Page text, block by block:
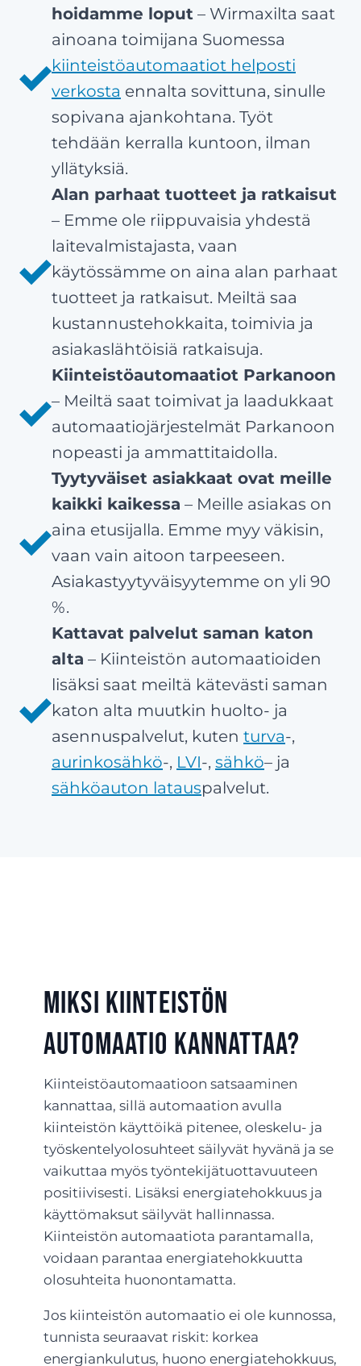
hoidamme loput – Wirmaxilta saat
ainoana toimijana Suomessa
kiinteistöautomaatiot helposti
verkosta ennalta sovittuna, sinulle
sopivana ajankohtana. Työt
tehdään kerralla kuntoon, ilman
yllätyksiä.
Alan parhaat tuotteet ja ratkaisut
– Emme ole riippuvaisia yhdestä
laitevalmistajasta, vaan
käytössämme on aina alan parhaat
tuotteet ja ratkaisut. Meiltä saa
kustannustehokkaita, toimivia ja
asiakaslähtöisiä ratkaisuja.
Kiinteistöautomaatiot Parkanoon
– Meiltä saat toimivat ja laadukkaat
automaatiojärjestelmät Parkanoon
nopeasti ja ammattitaidolla.
Tyytyväiset asiakkaat ovat meille
kaikki kaikessa – Meille asiakas on
aina etusijalla. Emme myy väkisin,
vaan vain aitoon tarpeeseen.
Asiakastyytyväisyytemme on yli 90
%.
Kattavat palvelut saman katon
alta – Kiinteistön automaatioiden
lisäksi saat meiltä kätevästi saman
katon alta muutkin huolto- ja
asennuspalvelut, kuten turva-,
aurinkosähkö-, LVI-, sähkö– ja
sähköauton latauspalvelut.
Miksi kiinteistön
automaatio kannattaa?
Kiinteistöautomaatioon satsaaminen
kannattaa, sillä automaation avulla
kiinteistön käyttöikä pitenee, oleskelu- ja
työskentelyolosuhteet säilyvät hyvänä ja se
vaikuttaa myös työntekijätuottavuuteen
positiivisesti. Lisäksi energiatehokkuus ja
käyttömaksut säilyvät hallinnassa.
Kiinteistön automaatiota parantamalla,
voidaan parantaa energiatehokkuutta
olosuhteita huonontamatta.
Jos kiinteistön automaatio ei ole kunnossa,
tunnista seuraavat riskit: korkea
energiankulutus, huono energiatehokkuus,